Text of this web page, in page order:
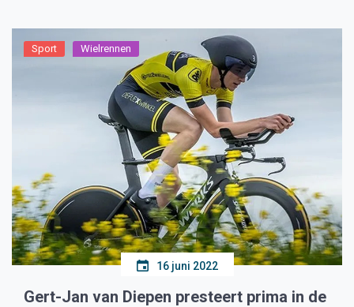
Sport Wielrennen
16 juni 2022
Gert-Jan van Diepen presteert prima in de